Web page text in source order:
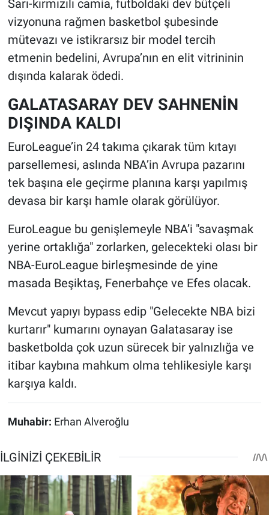
Sarı-kırmızılı camia, futboldaki dev bütçeli
vizyonuna rağmen basketbol şubesinde
mütevazı ve istikrarsız bir model tercih
etmenin bedelini, Avrupa’nın en elit vitrininin
dışında kalarak ödedi.
GALATASARAY DEV SAHNENİN
DIŞINDA KALDI
EuroLeague’in 24 takıma çıkarak tüm kıtayı
parsellemesi, aslında NBA’in Avrupa pazarını
tek başına ele geçirme planına karşı yapılmış
devasa bir karşı hamle olarak görülüyor.
EuroLeague bu genişlemeyle NBA’i "savaşmak
yerine ortaklığa" zorlarken, gelecekteki olası bir
NBA-EuroLeague birleşmesinde de yine
masada Beşiktaş, Fenerbahçe ve Efes olacak.
Mevcut yapıyı bypass edip "Gelecekte NBA bizi
kurtarır" kumarını oynayan Galatasaray ise
basketbolda çok uzun sürecek bir yalnızlığa ve
itibar kaybına mahkum olma tehlikesiyle karşı
karşıya kaldı.
Muhabir: Erhan Alveroğlu